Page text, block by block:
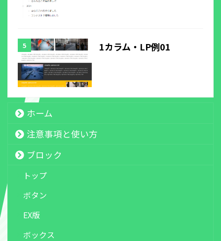
1カラム・LP例01
ホーム
注意事項と使い方
ブロック
トップ
ボタン
EX版
ボックス